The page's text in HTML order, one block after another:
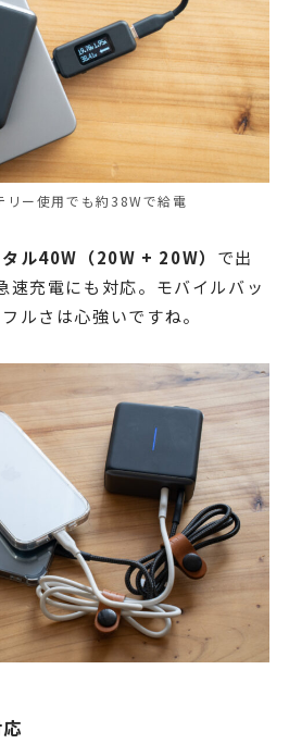
リー使用でも約38Wで給電
タル40W（20W + 20W） で出
速充電にも対応。モバイルバッ
ルさは心強いですね。